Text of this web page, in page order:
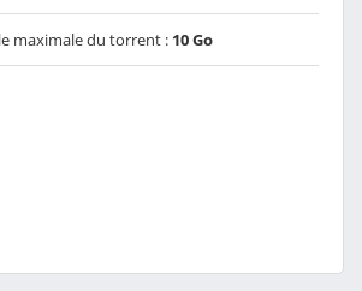
maximale du torrent : 10 Go